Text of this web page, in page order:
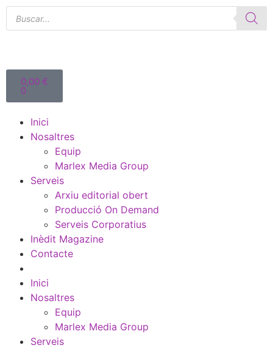
0,00 €
0
Inici
Nosaltres
Equip
Marlex Media Group
Serveis
Arxiu editorial obert
Producció On Demand
Serveis Corporatius
Inèdit Magazine
Contacte
Inici
Nosaltres
Equip
Marlex Media Group
Serveis